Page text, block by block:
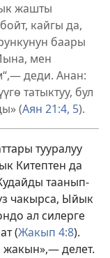
жашты
кайгы да,
баары
мен
деди. Анан:
татыктуу, бул
(Аян 21:4, 5).
тууралуу
Китептен да
таанып-
чакырса, Ыйык
ал силерге
(Жакып 4:8).
жакын»,— делет.